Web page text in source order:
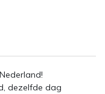
dezelfde dag